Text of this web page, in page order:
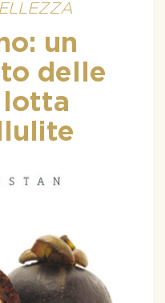
un
delle
lotta